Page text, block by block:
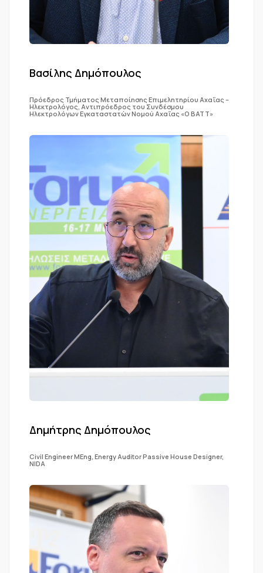
Βασίλης Δημόπουλος
Πρόεδρος Τμήματος Μεταποίησης Επιμελητηρίου Αχαΐας –
Ηλεκτρολόγος, Αντιπρόεδρος του Συνδέσμου
Ηλεκτρολόγων Εγκαταστατών Νομού Αχαΐας «Ο ΒΑΤΤ»
Δημήτρης Δημόπουλος
Civil Engineer MEng, Energy Auditor Passive House Designer,
NIDA